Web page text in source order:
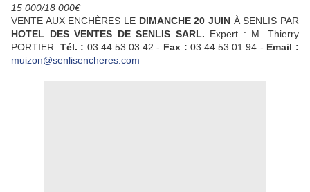
15 000/18 000€
VENTE AUX ENCHÈRES LE DIMANCHE 20 JUIN À SENLIS PAR
HOTEL DES VENTES DE SENLIS SARL. Expert : M. Thierry
PORTIER. Tél. : 03.44.53.03.42 - Fax :03.44.53.01.94 - Email :
muizon@senlisencheres.com